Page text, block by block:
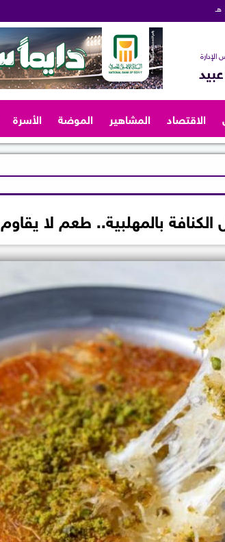
هـ
الاقتصاد المشاهير الموضة الأسرة
بالمهلبية.. طعم لا يقاوم